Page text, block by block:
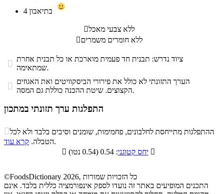
4
ללא צבעי מאכל
ללא חומרים משמרים
 ציוד נדרש: תבנית חד פעמית מוארכת או כל תבנית אחרת
שמתאימה.
 הערך התזונתי לא כולל את פירורי הביסקוויטים ואת האגוזים
הקצוצים. שיטת ההכנה כוללת גם המסה.
התפלגות ערך תזונתי במתכון
התפלגות ערך תזונתי במתכון
סיבים
תזונתיים
שומנים חלבונים
5.2% 59.6%
ההתפלגות מתייחסת לחלבונים, פחמימות, שומנים וסיבים בלבד ולא לכל
הטבלה. קרא עוד
.

יחס קטוגני 
©FoodsDictionary 2026, כל הזכויות שמורות
התכנים המופיעים באתר זה נועדו לספק אינפורמציה כללית בלבד. אינם